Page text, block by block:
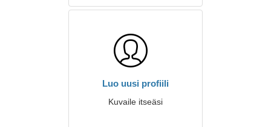
Luo uusi profiili
Kuvaile itseäsi